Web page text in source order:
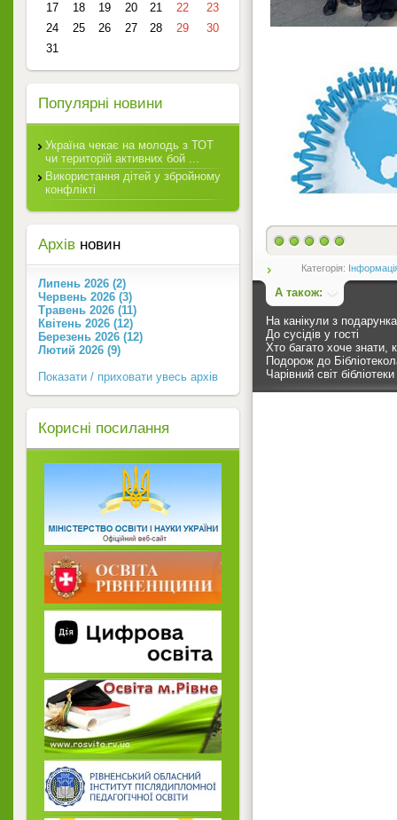
Категорія:
А також:
На канікули з
До сусідів у гості
Хто багато хоче знати,
Подорож до
Чарівний світ бібліотеки
17
18 19 20 21 22
23
24
25 26 27 28 29
30
31
Популярні новини
Україна чекає на молодь з ТОТ
чи територій активних бой ...
Використання дітей у збройному
конфлікті
Архів новин
Липень 2026 (2)
Червень 2026 (3)
Травень 2026 (11)
Квітень 2026 (12)
Березень 2026 (12)
Лютий 2026 (9)
Показати / приховати увесь архів
Корисні посилання